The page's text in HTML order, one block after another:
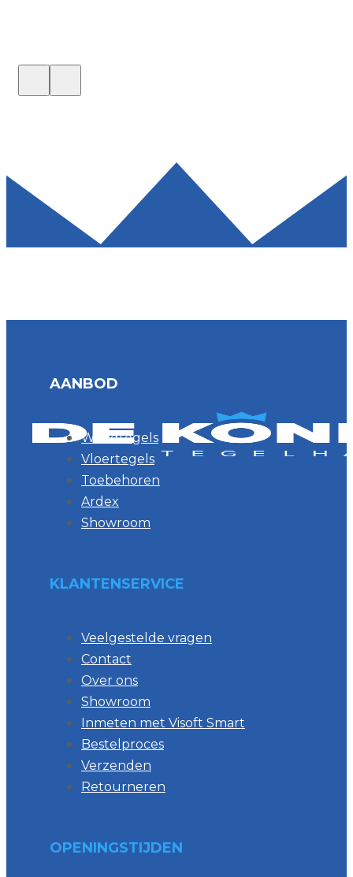
AANBOD
Wandtegels
Vloertegels
Toebehoren
Ardex
Showroom
KLANTENSERVICE
Veelgestelde vragen
Contact
Over ons
Showroom
Inmeten met Visoft Smart
Bestelproces
Verzenden
Retourneren
OPENINGSTIJDEN